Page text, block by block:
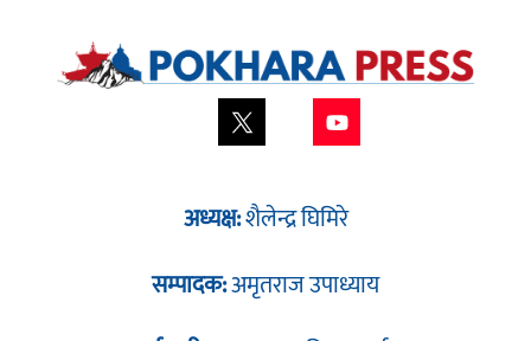
अध्यक्ष:शैलेन्द्र घिमिरे
सम्पादक:अमृतराज उपाध्याय